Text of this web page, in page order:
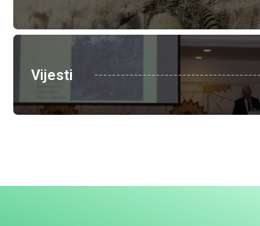
Vijesti